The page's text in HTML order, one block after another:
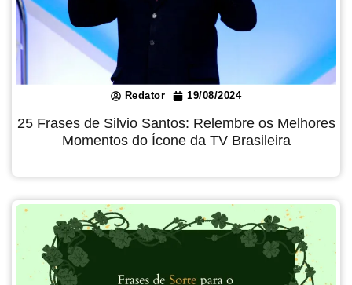
Redator 19/08/2024
25 Frases de Silvio Santos: Relembre os Melhores
Momentos do Ícone da TV Brasileira